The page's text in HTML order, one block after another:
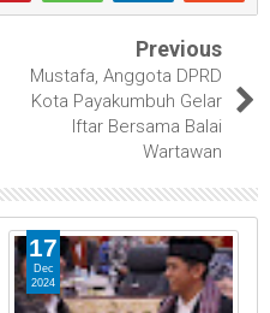
Previous
Mustafa, Anggota DPRD
Kota Payakumbuh Gelar
Iftar Bersama Balai
Wartawan
17
Dec
2024